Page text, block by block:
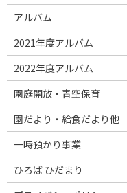
アルバム
2021年度アルバム
2022年度アルバム
園庭開放・青空保育
園だより・給食だより他
一時預かり事業
ひろば ひだまり